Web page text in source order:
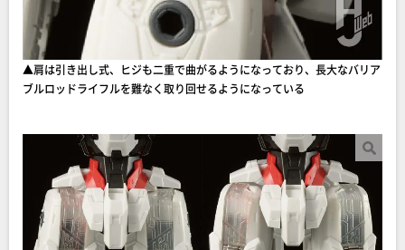
▲肩は引き出し式、ヒジも二重で曲がるようになっており、長大なバリア
ブルロッドライフルを難なく取り回せるようになっている